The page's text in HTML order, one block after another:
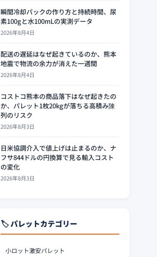
瞬間冷却パックの作り方と持続時間、尿
素100gと水100mLの実測データ
2026年8月4日
配送の遅延はなぜ起きているのか、熊本
地震で物流の余力が消えた一週間
2026年8月4日
コストコ熊本の商品落下はなぜ起きたの
か、パレット1枚20kgが落ちる高積み陳
列のリスク
2026年8月3日
日米協調介入で値上げは止まるのか、ナ
フサ844ドルの円換算で見る輸入コスト
の変化
2026年8月3日
🏷️ パレットカテゴリー
小ロット激安パレット